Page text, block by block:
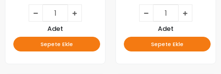
Adet
Sepete Ekle
Adet
Sepete Ekle